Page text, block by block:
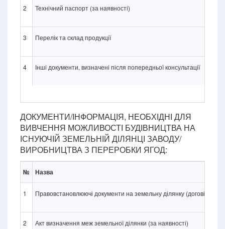
2 Технічний паспорт (за наявності)
3 Перелік та склад продукції
4 Інші документи, визначені після попередньої консультації
ДОКУМЕНТИ/ІНФОРМАЦІЯ, НЕОБХІДНІ ДЛЯ
ВИВЧЕННЯ МОЖЛИВОСТІ БУДІВНИЦТВА НА
ІСНУЮЧІЙ ЗЕМЕЛЬНІЙ ДІЛЯНЦІ ЗАВОДУ/
ВИРОБНИЦТВА З ПЕРЕРОБКИ ЯГОД:
№ Назва
1 Правовстановлюючі документи на земельну ділянку (договір
2 Акт визначення меж земельної ділянки (за наявності)